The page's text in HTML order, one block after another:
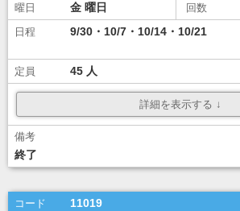
金
9/30・10/7・10/14・10/21
45
終了
11019